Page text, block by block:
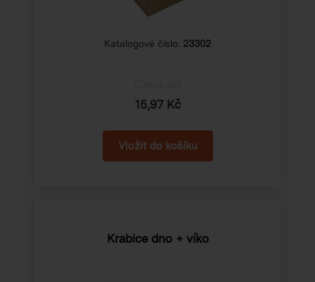
Katalogové číslo: 23302
15,97 Kč
Krabice dno + víko